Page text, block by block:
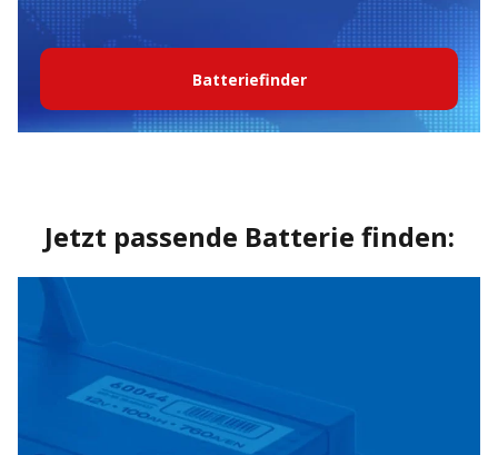
Batteriefinder
Jetzt passende Batterie finden: